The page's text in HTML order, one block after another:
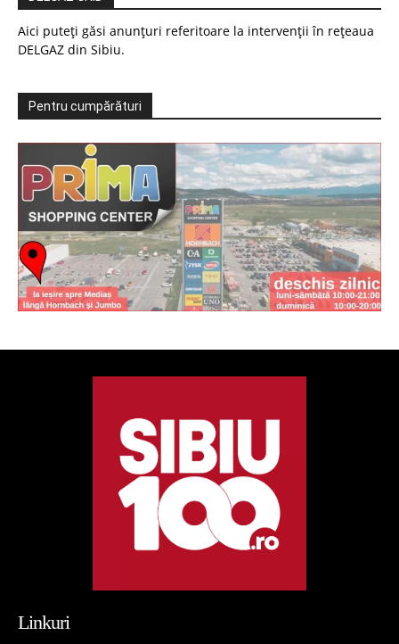
Aici puteți găsi anunțuri referitoare la intervenții în rețeaua
DELGAZ din Sibiu.
Pentru cumpărături
Linkuri